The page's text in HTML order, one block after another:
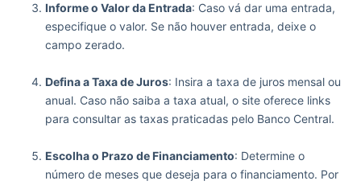
Informe o Valor da Entrada: Caso vá dar uma entrada,
especifique o valor. Se não houver entrada, deixe o
campo zerado.
Defina a Taxa de Juros: Insira a taxa de juros mensal ou
anual. Caso não saiba a taxa atual, o site oferece links
para consultar as taxas praticadas pelo Banco Central.
Escolha o Prazo de Financiamento: Determine o
número de meses que deseja para o financiamento. Por